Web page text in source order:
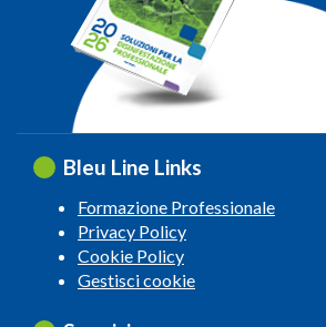
Bleu Line Links
Formazione Professionale
Privacy Policy
Cookie Policy
Gestisci cookie